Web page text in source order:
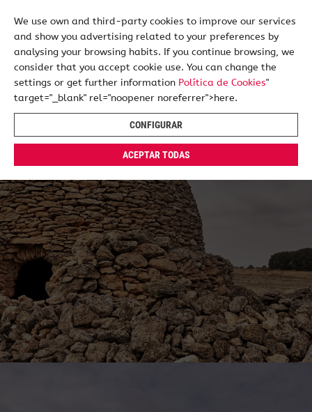
We use own and third-party cookies to improve our services
and show you advertising related to your preferences by
analysing your browsing habits. If you continue browsing, we
consider that you accept cookie use. You can change the
settings or get further information Política de Cookies"
target="_blank" rel="noopener noreferrer">here.
CONFIGURAR
ACEPTAR TODAS
ES EN